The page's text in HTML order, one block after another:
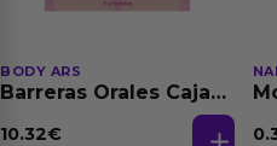
BODY ARS
Barreras Orales Caja
10.32€